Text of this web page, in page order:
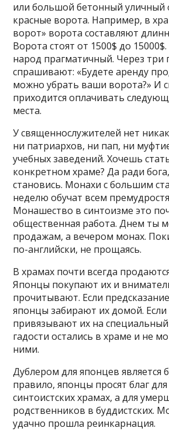
или большой бетонный уличный
красные ворота. Например, в
ворот» ворота составляют
Ворота стоят от 1500$ до
народ прагматичный. Через три
спрашивают: «Будете аренду
можно убрать ваши ворота?» И
приходится оплачивать
места.
У священнослужителей нет
ни патриархов, ни пап, ни
учебных заведений. Хочешь
конкретном храме? Да ради
становись. Монахи с большим
неделю обучат всем
Монашество в синтоизме это
общественная работа. Днем ты
продажам, а вечером монах.
по-английски, не прощаясь.
В храмах почти всегда
Японцы покупают их и
прочитывают. Если
японцы забирают их домой. Если
привязывают их на
гадости остались в храме и не
ними.
Дублером для японцев является
правило, японцы просят благ для
синтоистских храмах, а для
родственников в буддистских.
удачно прошла реинкарнация.